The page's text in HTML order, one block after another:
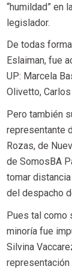
“humildad” en
legislador.
De todas
Eslaiman, fue
UP: Marcela
Olivetto,
Pero también
representante
Rozas, de
de SomosBA
tomar
del despacho
Pues tal como
minoría fue
Silvina
representación